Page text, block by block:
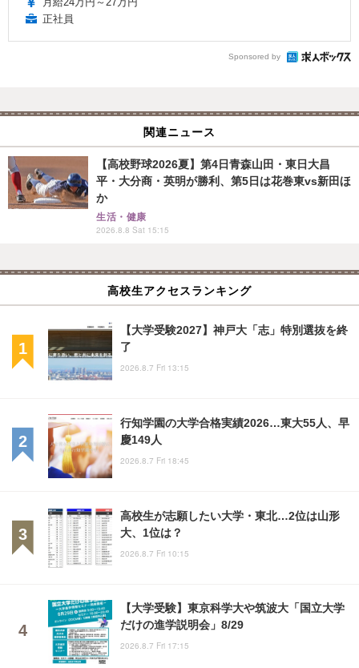
正社員
Sponsored by
関連ニュース
【高校野球2026夏】第4日青森山田・東日大昌
平・大分商・英明が勝利、第5日は花巻東vs新田ほ
か
生活・健康
2026.8.8 Sat 15:15
高校生アクセスランキング
【大学受験2027】神戸大「志」特別選抜を終
了
2026.8.7 Fri 13:15
行知学園の大学合格実績2026…東大55人、早
慶149人
2026.8.7 Fri 18:45
高校生が志願したい大学・東北…2位は山形
大、1位は？
2026.8.7 Fri 10:15
【大学受験】東京科学大や筑波大「国立大学
だけの進学説明会」8/29
2026.8.7 Fri 17:15